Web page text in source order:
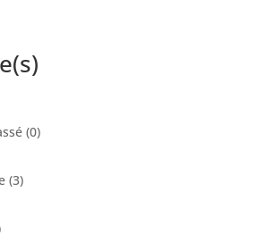
0
produit
3
produits